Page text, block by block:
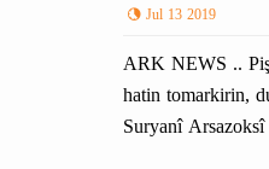
Jul 13 2019
ARK NEWS ..
hatin tomarkirin,
Suryanî